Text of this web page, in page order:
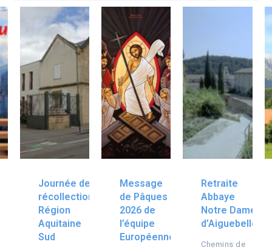
Journée de
récollection
Région
Aquitaine
Sud
Message
de Pâques
2026 de
l’équipe
Européenne
Retraite
Abbaye
Notre Dame
d’Aiguebelle
Chemins de